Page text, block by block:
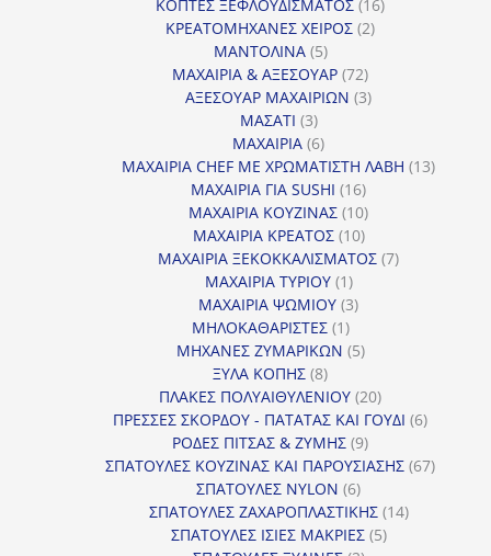
ΚΟΠΤΕΣ ΞΕΦΛΟΥΔΙΣΜΑΤΟΣ 16
ΚΡΕΑΤΟΜΗΧΑΝΕΣ ΧΕΙΡΟΣ 22
ΜΑΝΤΟΛΙΝΑ 55
προϊόντα
ΜΑΧΑΙΡΙΑ & ΑΞΕΣΟΥΑΡ 7272
προϊόντα
ΑΞΕΣΟΥΑΡ ΜΑΧΑΙΡΙΩΝ 33
ΜΑΣΑΤΙ 33
προϊόντα
ΜΑΧΑΙΡΙΑ 66
προϊόντα
ΜΑΧΑΙΡΙΑ CHEF ΜΕ ΧΡΩΜΑΤΙΣΤΗ ΛΑΒΗ 1313
ΜΑΧΑΙΡΙΑ ΓΙΑ SUSHI 1616
προϊόντα
ΜΑΧΑΙΡΙΑ ΚΟΥΖΙΝΑΣ 1010
προϊόντα
ΜΑΧΑΙΡΙΑ ΚΡΕΑΤΟΣ 1010
προϊόντα
ΜΑΧΑΙΡΙΑ ΞΕΚΟΚΚΑΛΙΣΜΑΤΟΣ 77
ΜΑΧΑΙΡΙΑ ΤΥΡΙΟΥ 11
προϊόν
ΜΑΧΑΙΡΙΑ ΨΩΜΙΟΥ 33
ΜΗΛΟΚΑΘΑΡΙΣΤΕΣ 11
προϊόν
ΜΗΧΑΝΕΣ ΖΥΜΑΡΙΚΩΝ 55
ΞΥΛΑ ΚΟΠΗΣ 88
προϊόντα
ΠΛΑΚΕΣ ΠΟΛΥΑΙΘΥΛΕΝΙΟΥ 2020
προϊόντα
ΠΡΕΣΣΕΣ ΣΚΟΡΔΟΥ - ΠΑΤΑΤΑΣ ΚΑΙ ΓΟΥΔΙ 66
ΡΟΔΕΣ ΠΙΤΣΑΣ & ΖΥΜΗΣ 99
προϊόντα
ΣΠΑΤΟΥΛΕΣ ΚΟΥΖΙΝΑΣ ΚΑΙ ΠΑΡΟΥΣΙΑΣΗΣ 6767
ΣΠΑΤΟΥΛΕΣ NYLON 66
προϊόντα
ΣΠΑΤΟΥΛΕΣ ΖΑΧΑΡΟΠΛΑΣΤΙΚΗΣ 1414
ΣΠΑΤΟΥΛΕΣ ΙΣΙΕΣ ΜΑΚΡΙΕΣ 55